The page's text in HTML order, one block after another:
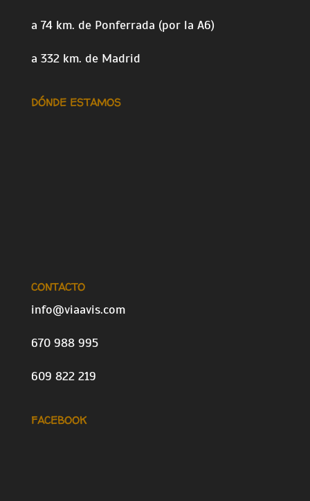
a 74 km. de Ponferrada (por la A6)
a 332 km. de Madrid
DÓNDE ESTAMOS
CONTACTO
info@viaavis.com
670 988 995
609 822 219
FACEBOOK